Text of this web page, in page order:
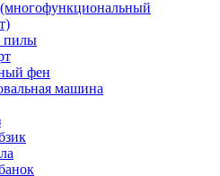
пилы
фен
машина